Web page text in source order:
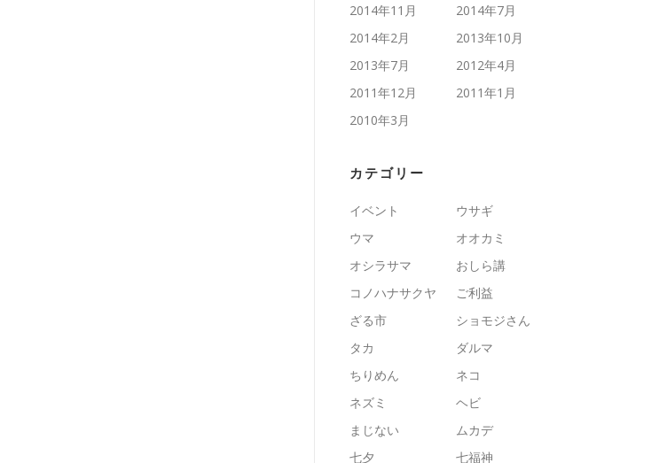
2014年11月
2014年7月
2014年2月
2013年10月
2013年7月
2012年4月
2011年12月
2011年1月
2010年3月
カテゴリー
イベント
ウサギ
ウマ
オオカミ
オシラサマ
おしら講
コノハナサクヤ
ご利益
ざる市
ショモジさん
タカ
ダルマ
ちりめん
ネコ
ネズミ
ヘビ
まじない
ムカデ
七夕
七福神